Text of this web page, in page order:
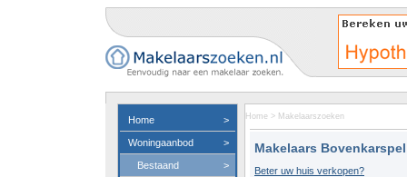
Home >
Woningaanbod >
Bestaand >
Home > Makelaarszoeken
Makelaars Bovenkarspel
Beter uw huis verkopen?